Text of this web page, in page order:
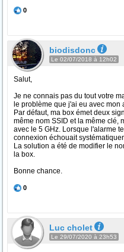
0
biodisdonc
Le 02/07/2018 à 12h02
Salut,
Je ne connais pas du tout votre
le problème que j'ai eu avec
Par défaut, ma box émet deux
même nom SSID et la même clé,
avec le 5 GHz. Lorsque l'alarme
connexion échouait
La solution a été de modifier le
la box.
Bonne chance.
0
Luc cholet
Le 29/07/2020 à 23h53